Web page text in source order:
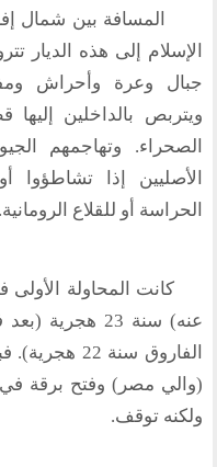
المسافة بين شمال
جبال وعرة وأحراش
ويتربص بالداخلين
الصحراء. وتهاجمهم
الأصليين إذا تشاطؤوا
الحراسة أو للقلاع
كانت المحاولة
عنه) سنة 23
الفاروق سنة
(والي مصر) وفتح برقة في
ولكنه توقف.